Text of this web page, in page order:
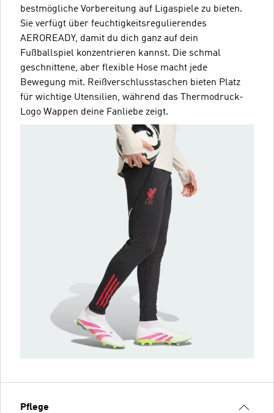
bestmögliche Vorbereitung auf Ligaspiele zu bieten.
Sie verfügt über feuchtigkeitsregulierendes
AEROREADY, damit du dich ganz auf dein
Fußballspiel konzentrieren kannst. Die schmal
geschnittene, aber flexible Hose macht jede
Bewegung mit. Reißverschlusstaschen bieten Platz
für wichtige Utensilien, während das Thermodruck-
Logo Wappen deine Fanliebe zeigt.
Pflege